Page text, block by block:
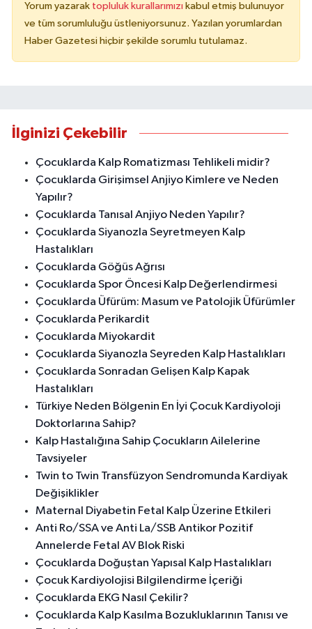
Yorum yazarak topluluk kurallarımızı kabul etmiş bulunuyor
ve tüm sorumluluğu üstleniyorsunuz. Yazılan yorumlardan
Haber Gazetesi hiçbir şekilde sorumlu tutulamaz.
İlginizi Çekebilir
Çocuklarda Kalp Romatizması Tehlikeli midir?
Çocuklarda Girişimsel Anjiyo Kimlere ve Neden
Yapılır?
Çocuklarda Tanısal Anjiyo Neden Yapılır?
Çocuklarda Siyanozla Seyretmeyen Kalp
Hastalıkları
Çocuklarda Göğüs Ağrısı
Çocuklarda Spor Öncesi Kalp Değerlendirmesi
Çocuklarda Üfürüm: Masum ve Patolojik Üfürümler
Çocuklarda Perikardit
Çocuklarda Miyokardit
Çocuklarda Siyanozla Seyreden Kalp Hastalıkları
Çocuklarda Sonradan Gelişen Kalp Kapak
Hastalıkları
Türkiye Neden Bölgenin En İyi Çocuk Kardiyoloji
Doktorlarına Sahip?
Kalp Hastalığına Sahip Çocukların Ailelerine
Tavsiyeler
Twin to Twin Transfüzyon Sendromunda Kardiyak
Değişiklikler
Maternal Diyabetin Fetal Kalp Üzerine Etkileri
Anti Ro/SSA ve Anti La/SSB Antikor Pozitif
Annelerde Fetal AV Blok Riski
Çocuklarda Doğuştan Yapısal Kalp Hastalıkları
Çocuk Kardiyolojisi Bilgilendirme İçeriği
Çocuklarda EKG Nasıl Çekilir?
Çocuklarda Kalp Kasılma Bozukluklarının Tanısı ve